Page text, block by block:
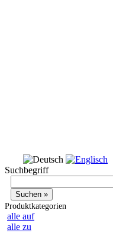
Suchbegriff
Produktkategorien
alle auf
alle zu